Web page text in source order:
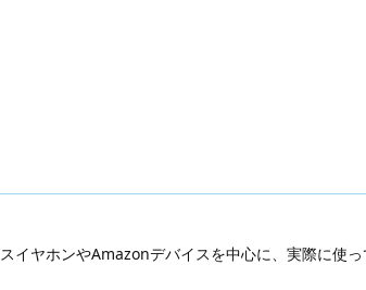
イヤホンやAmazonデバイスを中心に、実際に使